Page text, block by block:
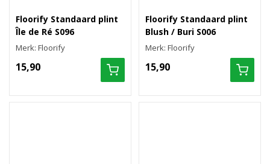
Floorify Standaard plint
Île de Ré S096
Merk: Floorify
15,90
Floorify Standaard plint
Blush / Buri S006
Merk: Floorify
15,90